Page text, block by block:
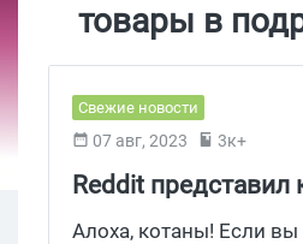
товары в
Свежие новости
07 авг, 2023 3к+
Reddit представил
таргетинг по
Алоха, котаны! Если вы